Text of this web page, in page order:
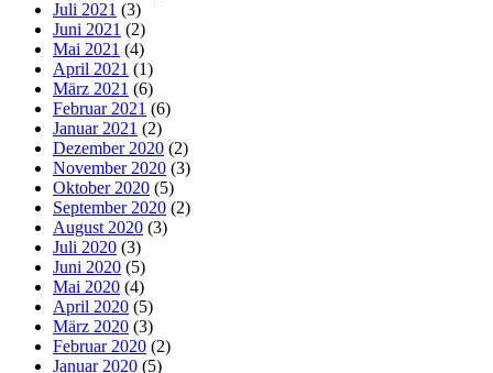
Juli 2021 (3)
Juni 2021 (2)
Mai 2021 (4)
April 2021 (1)
März 2021 (6)
Februar 2021 (6)
Januar 2021 (2)
Dezember 2020 (2)
November 2020 (3)
Oktober 2020 (5)
September 2020 (2)
August 2020 (3)
Juli 2020 (3)
Juni 2020 (5)
Mai 2020 (4)
April 2020 (5)
März 2020 (3)
Februar 2020 (2)
Januar 2020 (5)